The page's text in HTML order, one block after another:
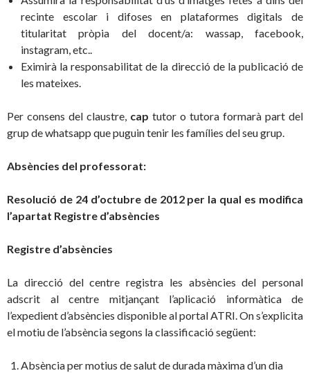
recinte escolar i difoses en plataformes digitals de
titularitat pròpia del docent/a: wassap, facebook,
instagram, etc..
Eximirà la responsabilitat de la direcció de la publicació de
les mateixes.
Per consens del claustre, cap tutor o tutora formarà part del
grup de whatsapp que puguin tenir les famílies del seu grup.
Absències del professorat:
Resolució de 24 d’octubre de 2012 per la qual es modifica
l’apartat Registre d’absències
Registre d’absències
La direcció del centre registra les absències del personal
adscrit al centre mitjançant l’aplicació informàtica de
l’expedient d’absències disponible al portal ATRI. On s’explicita
el motiu de l’absència segons la classificació següent:
Absència per motius de salut de durada màxima d’un dia